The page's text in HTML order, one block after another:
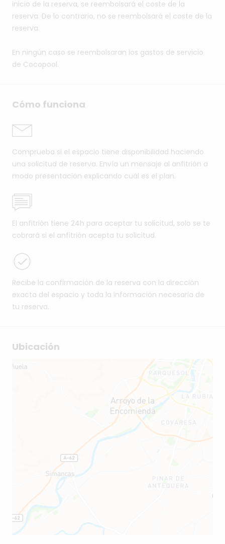
inicio de la reserva, se reembolsará el coste de la
reserva. De lo contrario, no se reembolsará el coste de la
reserva.
En ningún caso se reembolsaran los gastos de servicio
de Cocopool.
Cómo funciona
Comprueba si el espacio tiene disponibilidad haciendo
una solicitud de reserva. Envía un mensaje al anfitrión a
modo presentación explicando cuál es el plan.
El anfitrión tiene 24h para aceptar tu solicitud, solo se te
cobrará si el anfitrión acepta tu solicitud.
Recibe la confirmación de la reserva con la dirección
exacta del espacio y toda la información necesaria de
tu reserva.
Ubicación